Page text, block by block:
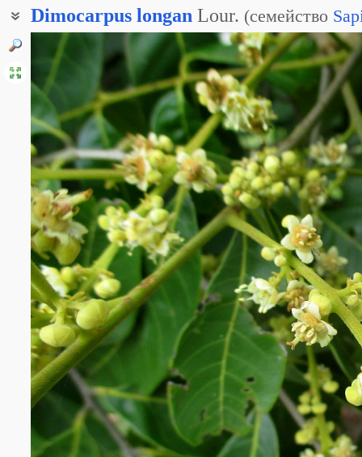
Dimocarpus longan Lour. (семейство
Глаз дракона
Лонган